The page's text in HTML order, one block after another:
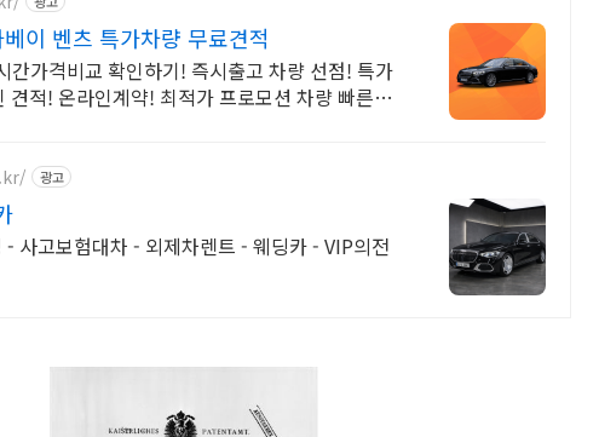
이 벤츠 특가차량 무료견적
간가격비교 확인하기! 즉시출고 차량 선점! 특가
견적! 온라인계약! 최적가 프로모션 차량 빠른출
광고
사고보험대차 - 외제차렌트 - 웨딩카 - VIP의전